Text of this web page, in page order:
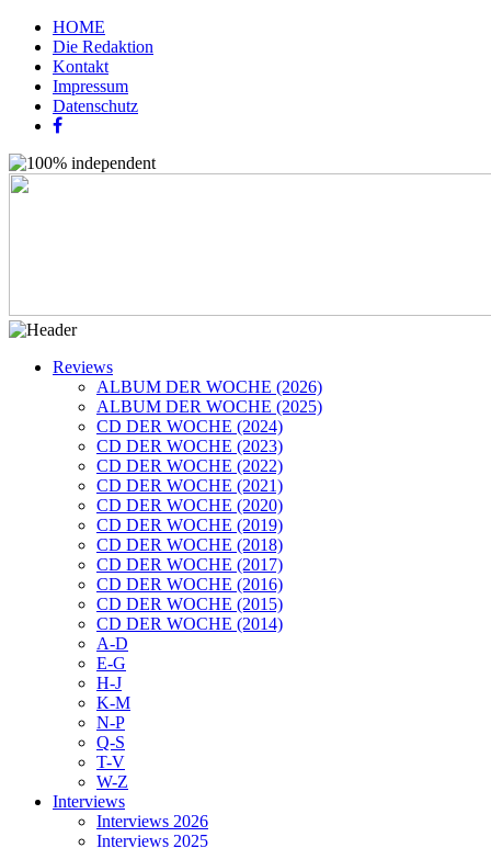
HOME
Die Redaktion
Kontakt
Impressum
Datenschutz
Reviews
ALBUM DER WOCHE (2026)
ALBUM DER WOCHE (2025)
CD DER WOCHE (2024)
CD DER WOCHE (2023)
CD DER WOCHE (2022)
CD DER WOCHE (2021)
CD DER WOCHE (2020)
CD DER WOCHE (2019)
CD DER WOCHE (2018)
CD DER WOCHE (2017)
CD DER WOCHE (2016)
CD DER WOCHE (2015)
CD DER WOCHE (2014)
A-D
E-G
H-J
K-M
N-P
Q-S
T-V
W-Z
Interviews
Interviews 2026
Interviews 2025